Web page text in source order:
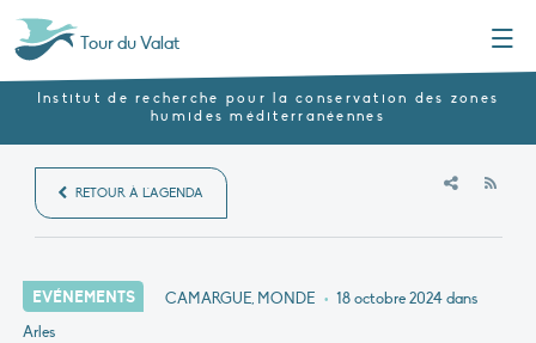
Tour du Valat
Institut de recherche pour la conservation des zones
humides méditerranéennes
RETOUR À L'AGENDA
EVÉNEMENTS CAMARGUE, MONDE • 18 octobre 2024dans
Arles